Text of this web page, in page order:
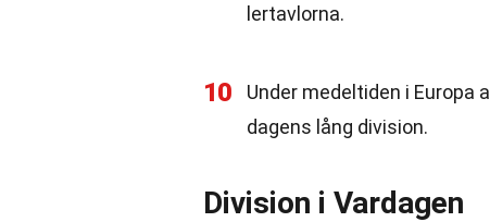
lertavlorna.
10
Under medeltiden i Europa
dagens lång division.
Division i Vardagen